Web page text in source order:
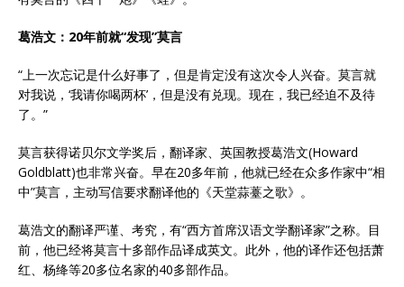
葛浩文：20年前就“发现”莫言
“上一次忘记是什么好事了，但是肯定没有这次令人兴奋。莫言就
对我说，‘我请你喝两杯’，但是没有兑现。现在，我已经迫不及待
了。”
莫言获得诺贝尔文学奖后，翻译家、英国教授葛浩文(Howard
Goldblatt)也非常兴奋。早在20多年前，他就已经在众多作家中“相
中”莫言，主动写信要求翻译他的《天堂蒜薹之歌》。
葛浩文的翻译严谨、考究，有“西方首席汉语文学翻译家”之称。目
前，他已经将莫言十多部作品译成英文。此外，他的译作还包括萧
红、杨绛等20多位名家的40多部作品。